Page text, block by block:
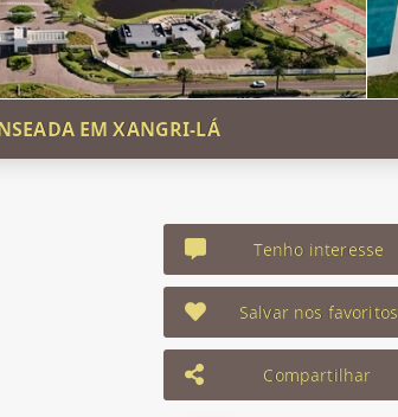
EM XANGRI-LÁ
Tenho interesse
Salvar nos favoritos
Compartilhar